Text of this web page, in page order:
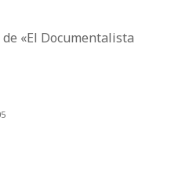
«El Documentalista